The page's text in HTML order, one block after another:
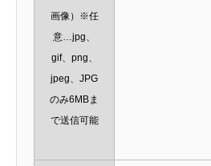
画像）※任
意…jpg、
gif、png、
jpeg、JPG
のみ6MBま
で送信可能